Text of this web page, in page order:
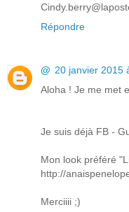
Répondre
@ 20 janvier 2015
Aloha ! Je me met
Je suis déjà FB -
Mon look préféré
http://
Merciiii ;)